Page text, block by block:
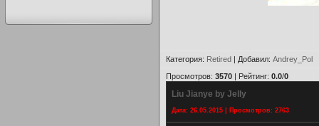
Категория: Retired | Добавил: Andrey_Pol
Просмотров: 3570 | Рейтинг: 0.0/0
Liu Jianye by Jelly
Дата: 26.05.2015 | Просмотров: 2763